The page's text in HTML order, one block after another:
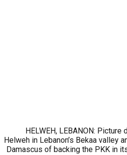
HELWEH, LEBANON:
Helweh in Lebanon’s Bekaa valley
Damascus of backing the PKK in